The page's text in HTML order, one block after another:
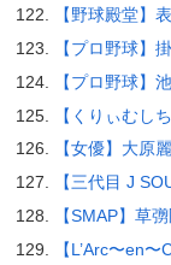
【野球殿堂】
【プロ野球】
【プロ野球】
【くりぃむし
【女優】大原
【三代目 J
【SMAP】草彅
【L’Arc〜en